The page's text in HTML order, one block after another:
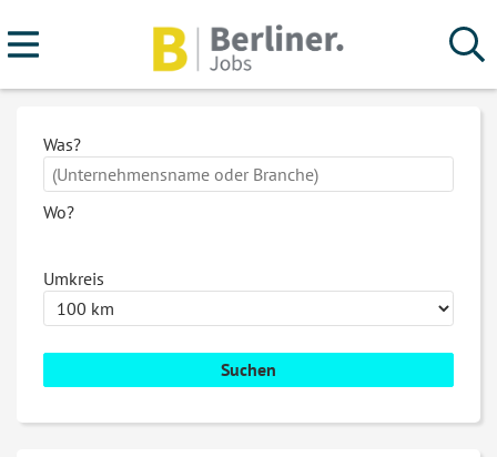
Was?
Wo?
Umkreis